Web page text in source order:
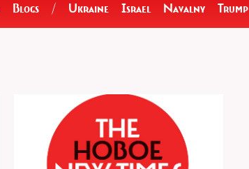
Blogs / Ukraine Israel Navalny Trump